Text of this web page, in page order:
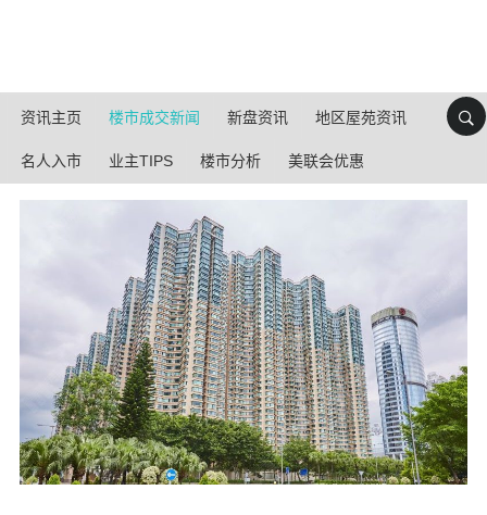
资讯主页 楼市成交新闻 新盘资讯 地区屋苑资讯
名人入市 业主TIPS 楼市分析 美联会优惠